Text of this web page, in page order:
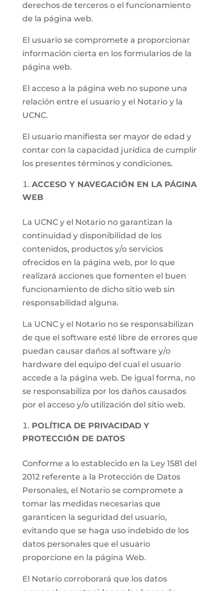
derechos de terceros o el funcionamiento
de la página web.
El usuario se compromete a proporcionar
información cierta en los formularios de la
página web.
El acceso a la página web no supone una
relación entre el usuario y el Notario y la
UCNC.
El usuario manifiesta ser mayor de edad y
contar con la capacidad jurídica de cumplir
los presentes términos y condiciones.
ACCESO Y NAVEGACIÓN EN LA PÁGINA
WEB
La UCNC y el Notario no garantizan la
continuidad y disponibilidad de los
contenidos, productos y/o servicios
ofrecidos en la página web, por lo que
realizará acciones que fomenten el buen
funcionamiento de dicho sitio web sin
responsabilidad alguna.
La UCNC y el Notario no se responsabilizan
de que el software esté libre de errores que
puedan causar daños al software y/o
hardware del equipo del cual el usuario
accede a la página web. De igual forma, no
se responsabiliza por los daños causados
por el acceso y/o utilización del sitio web.
POLÍTICA DE PRIVACIDAD Y
PROTECCIÓN DE DATOS
Conforme a lo establecido en la Ley 1581 del
2012 referente a la Protección de Datos
Personales, el Notario se compromete a
tomar las medidas necesarias que
garanticen la seguridad del usuario,
evitando que se haga uso indebido de los
datos personales que el usuario
proporcione en la página Web.
El Notario corroborará que los datos